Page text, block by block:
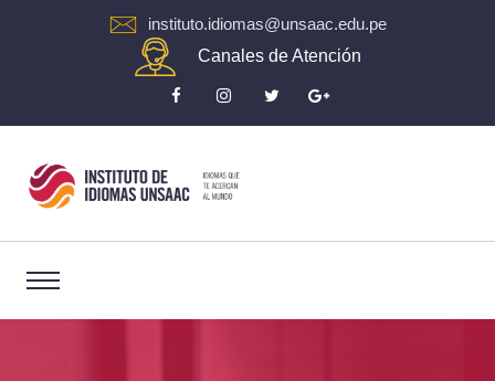
instituto.idiomas@unsaac.edu.pe
Canales de Atención